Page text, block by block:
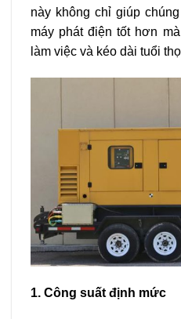
này không chỉ giúp
máy phát điện tốt hơn
làm việc và kéo dài tuổi
1. Công suất định mức